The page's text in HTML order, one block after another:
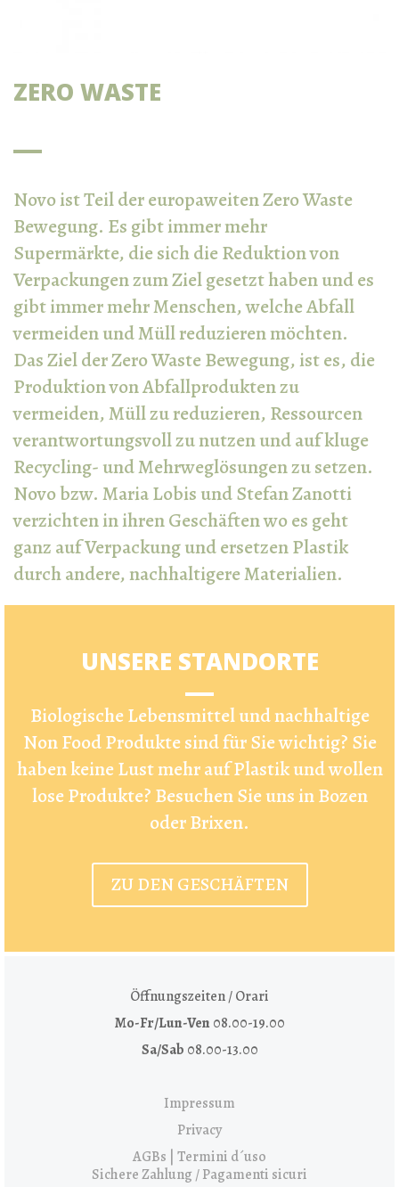
ZERO WASTE
Novo ist Teil der europaweiten Zero Waste
Bewegung. Es gibt immer mehr
Supermärkte, die sich die Reduktion von
Verpackungen zum Ziel gesetzt haben und es
gibt immer mehr Menschen, welche Abfall
vermeiden und Müll reduzieren möchten.
Das Ziel der Zero Waste Bewegung, ist es, die
Produktion von Abfallprodukten zu
vermeiden, Müll zu reduzieren, Ressourcen
verantwortungsvoll zu nutzen und auf kluge
Recycling- und Mehrweglösungen zu setzen.
Novo bzw. Maria Lobis und Stefan Zanotti
verzichten in ihren Geschäften wo es geht
ganz auf Verpackung und ersetzen Plastik
durch andere, nachhaltigere Materialien.
UNSERE STANDORTE
Biologische Lebensmittel und nachhaltige
Non Food Produkte sind für Sie wichtig? Sie
haben keine Lust mehr auf Plastik und wollen
lose Produkte? Besuchen Sie uns in Bozen
oder Brixen.
ZU DEN GESCHÄFTEN
Öffnungszeiten / Orari
Mo-Fr/Lun-Ven 08.00-19.00
Sa/Sab 08.00-13.00
Impressum
Privacy
AGBs | Termini d´uso
Sichere Zahlung / Pagamenti sicuri